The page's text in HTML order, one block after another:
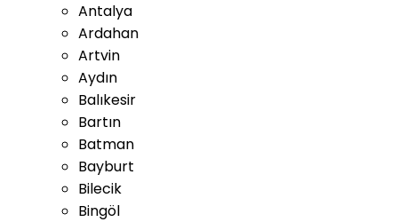
Antalya
Ardahan
Artvin
Aydın
Balıkesir
Bartın
Batman
Bayburt
Bilecik
Bingöl